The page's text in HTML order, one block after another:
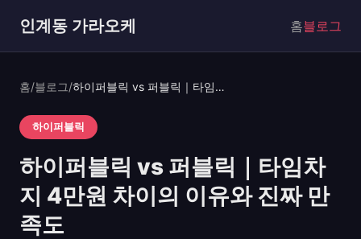
인계동 가라오케 홈블로그
홈/블로그/ 하이퍼블릭 vs 퍼블릭｜타임차지 4만원 차이의 이유와 진짜 만족도
하이퍼블릭
하이퍼블릭 vs 퍼블릭｜타임차
지 4만원 차이의 이유와 진짜 만
족도